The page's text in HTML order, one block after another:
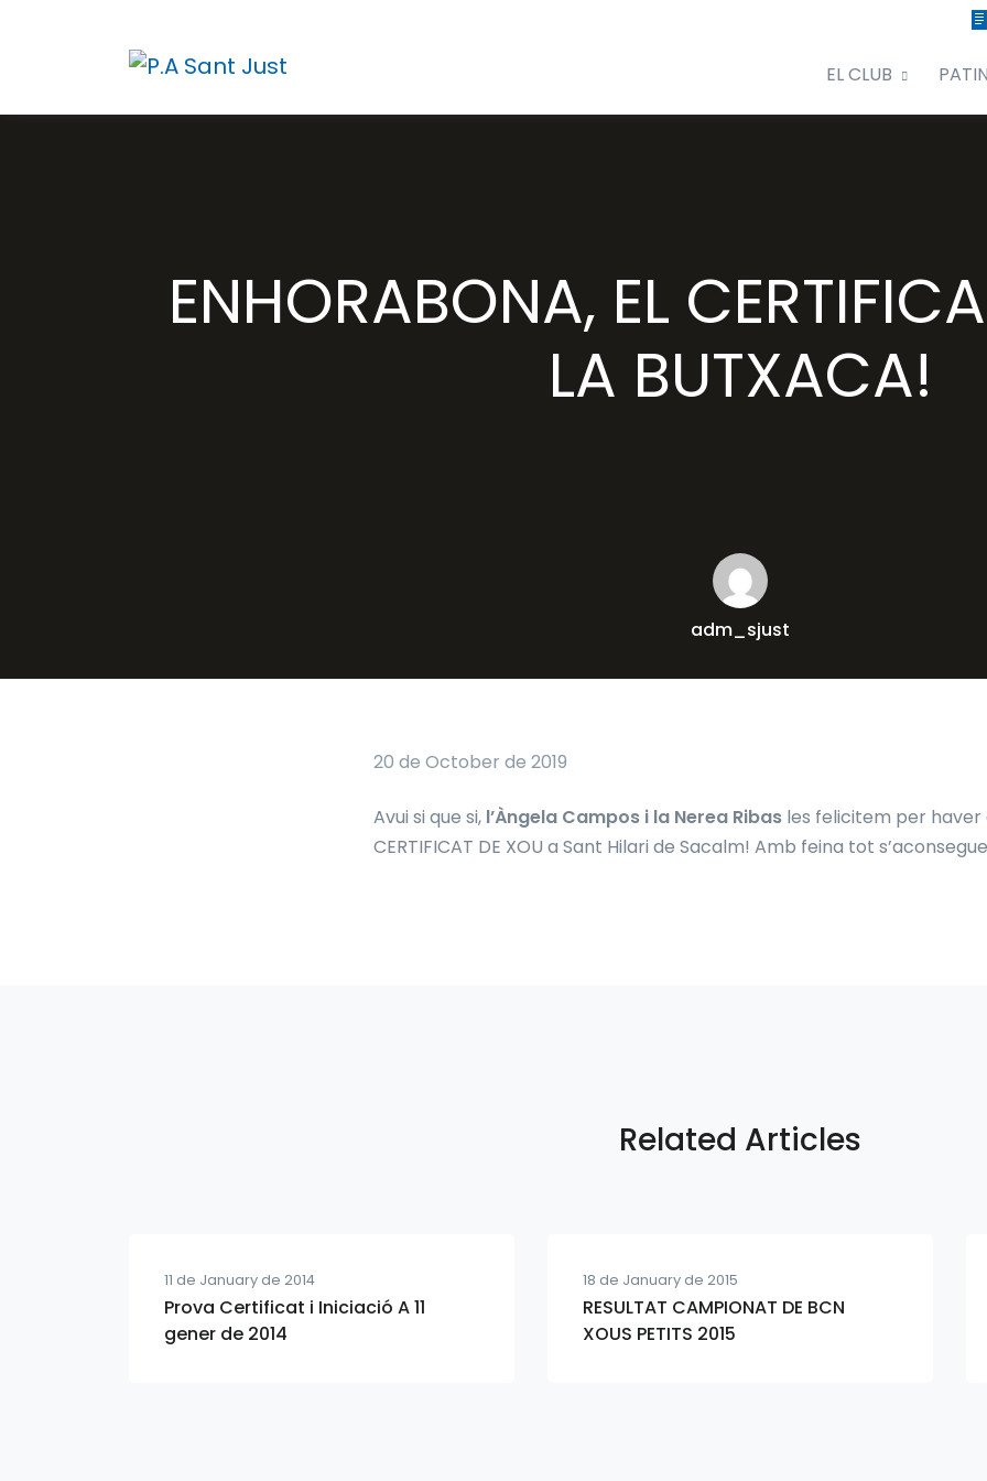
EL CLUB
ENHORABONA, EL
LA BUTXACA!
adm_sjust
20 de October de 2019
Avui si que si, l’Àngela Campos i la Nerea Ribas les felicitem per haver
CERTIFICAT DE XOU a Sant Hilari de Sacalm! Amb feina tot
Related Articles
11 de January de 2014
Prova Certificat i Iniciació A 11
gener de 2014
18 de January de 2015
RESULTAT CAMPIONAT DE BCN
XOUS PETITS 2015